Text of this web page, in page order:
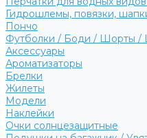
Гидрошлемы, повязки,
Пончо
Футболки / Боди / Шорты /
Аксессуары
Ароматизаторы
Брелки
Жилеты
Модели
Наклейки
Очки солнцезащитные